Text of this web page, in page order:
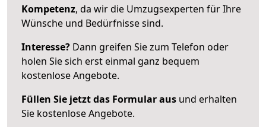
Kompetenz, da wir die Umzugsexperten für Ihre
Wünsche und Bedürfnisse sind.
Interesse? Dann greifen Sie zum Telefon oder
holen Sie sich erst einmal ganz bequem
kostenlose Angebote.
Füllen Sie jetzt das Formular aus und erhalten
Sie kostenlose Angebote.